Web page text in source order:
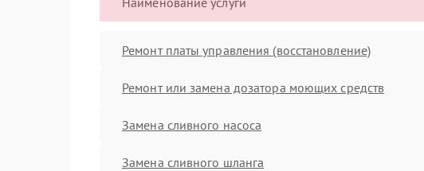
Ремонт платы управления (восстановление)
Ремонт или замена дозатора моющих средств
Замена сливного насоса
Замена сливного шланга